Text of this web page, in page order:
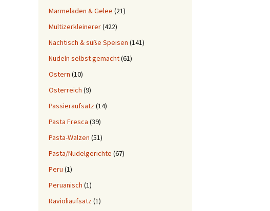
Marmeladen & Gelee (21)
Multizerkleinerer(422)
Nachtisch & süße Speisen (141)
Nudeln selbst gemacht(61)
Ostern (10)
Österreich (9)
Passieraufsatz(14)
Pasta Fresca (39)
Pasta-Walzen (51)
Pasta/Nudelgerichte (67)
Peru (1)
Peruanisch (1)
Ravioliaufsatz(1)